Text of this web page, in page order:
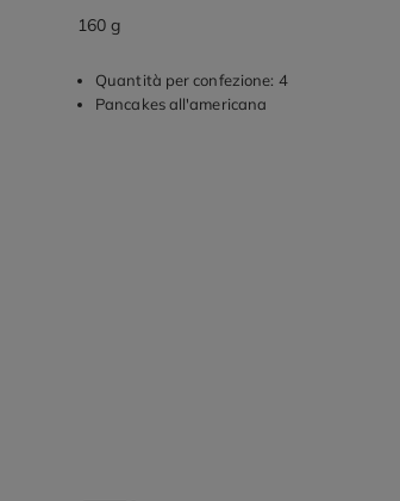
160 g
Quantità per confezione: 4
Pancakes all'americana